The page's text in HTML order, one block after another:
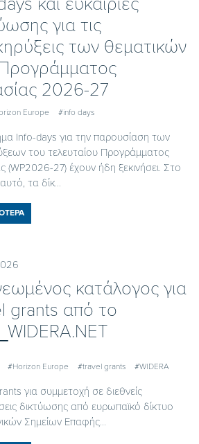
για τις
των θεματικών
2026-27
Europe #info days
Info-days για την παρουσίαση των
του τελευταίου Προγράμματος
(WP2026-27) έχουν ήδη ξεκινήσει. Στο
τα δίκ...
κατάλογος για
grants από το
#Horizon Europe #travel grants #WIDERA
για συμμετοχή σε διεθνείς
δικτύωσης από ευρωπαϊκό δίκτυο
Σημείων Επαφής...